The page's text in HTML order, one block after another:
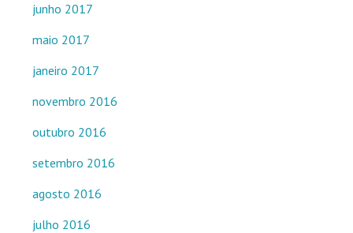
junho 2017
maio 2017
janeiro 2017
novembro 2016
outubro 2016
setembro 2016
agosto 2016
julho 2016